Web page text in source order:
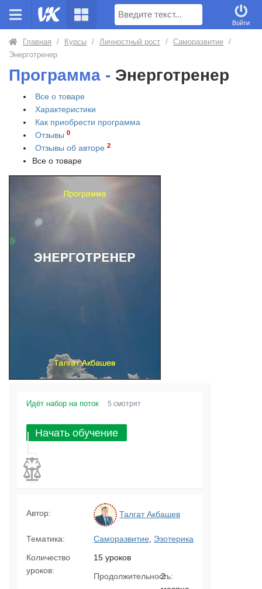
Поиск
Войти
Главная / Курсы / Личностный рост / Саморазвитие /
Энерготренер
Программа - Энерготренер
Все о товаре
Характеристики
Как приобрести программа
Отзывы 0
Отзывы об авторе 2
Все о товаре
Идёт набор на поток 5 смотрят
Начать обучение
Автор: Талгат Акбашев
Тематика: Саморазвитие Эзотерика
Количество
уроков:
15 уроков
Продолжительность:
2